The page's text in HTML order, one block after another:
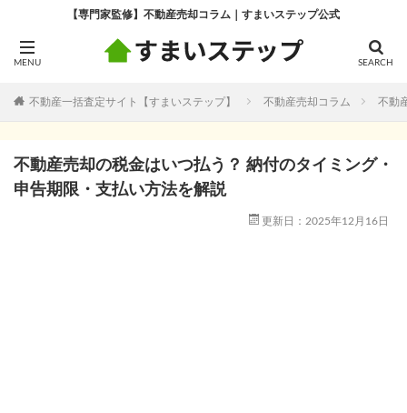
【専門家監修】不動産売却コラム｜すまいステップ公式
不動産一括査定サイト【すまいステップ】 不動産売却コラム 不動
不動産売却の税金はいつ払う？ 納付のタイミング・
申告期限・支払い方法を解説
更新日：2025年12月16日